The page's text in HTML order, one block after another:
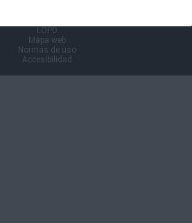
LOPD
Mapa web
Normas de uso
Accesibilidad